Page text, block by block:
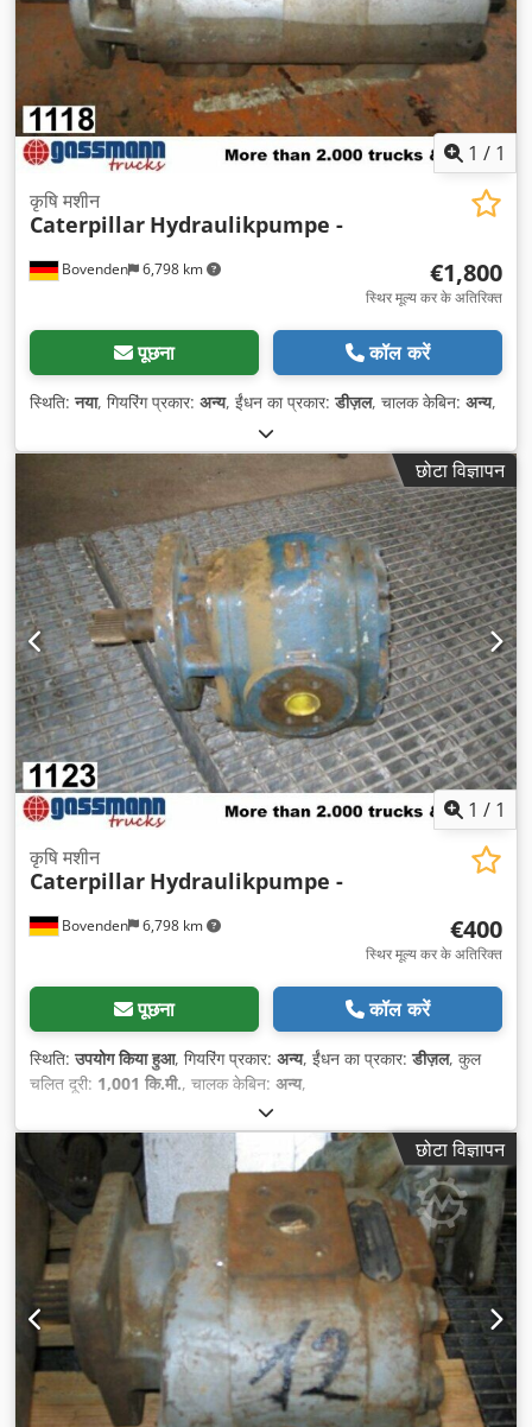
1 / 1
Bovenden 6,798 km
कृषि मशीन
Caterpillar Hydraulikpumpe -
€1,800
स्थिर मूल्य कर के अतिरिक्त
पूछना कॉल करें
स्थिति:नया, गियरिंग प्रकार: अन्य, ईंधन का प्रकार:डीज़ल, चालक केबिन: अन्य,
छोटा विज्ञापन
1 / 1
Bovenden 6,798 km
कृषि मशीन
Caterpillar Hydraulikpumpe -
€400
स्थिर मूल्य कर के अतिरिक्त
पूछना कॉल करें
स्थिति:उपयोग किया हुआ, गियरिंग प्रकार: अन्य, ईंधन का प्रकार:डीज़ल, कुल
चलित दूरी: 1,001 कि.मी., चालक केबिन: अन्य,
छोटा विज्ञापन